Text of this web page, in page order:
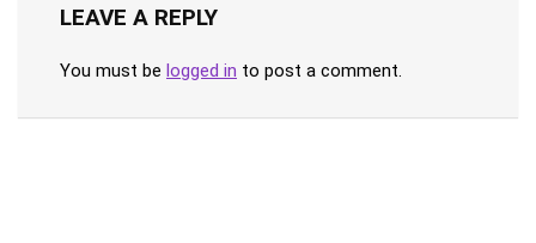
LEAVE A REPLY
You must be logged in to post a comment.